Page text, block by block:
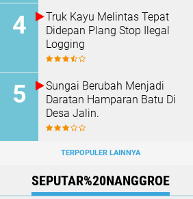
Truk Kayu Melintas Tepat
Didepan Plang Stop Ilegal
Logging
Sungai Berubah Menjadi
Daratan Hamparan Batu Di
Desa Jalin.
TERPOPULER LAINNYA
SEPUTAR%20NANGGROE